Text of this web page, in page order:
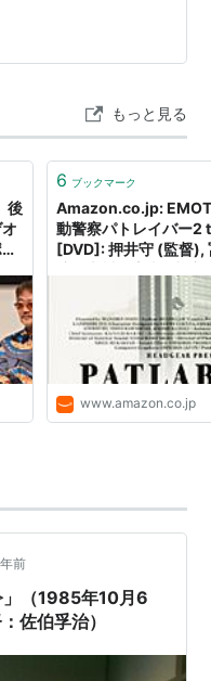
もっと見る
後
6 ブックマーク
Amazon.co.jp:
動警察パトレイバー2
[DVD]: 押井守 (監督),
演), 二又一成 (出演),
www.amazon.co.jp
前
（1985年10月6
佐伯孚治）